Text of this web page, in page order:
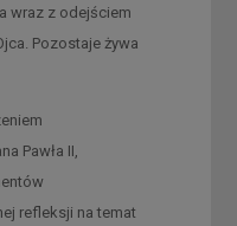
wraz z odejściem
Pozostaje żywa
Pawła II,
refleksji na temat